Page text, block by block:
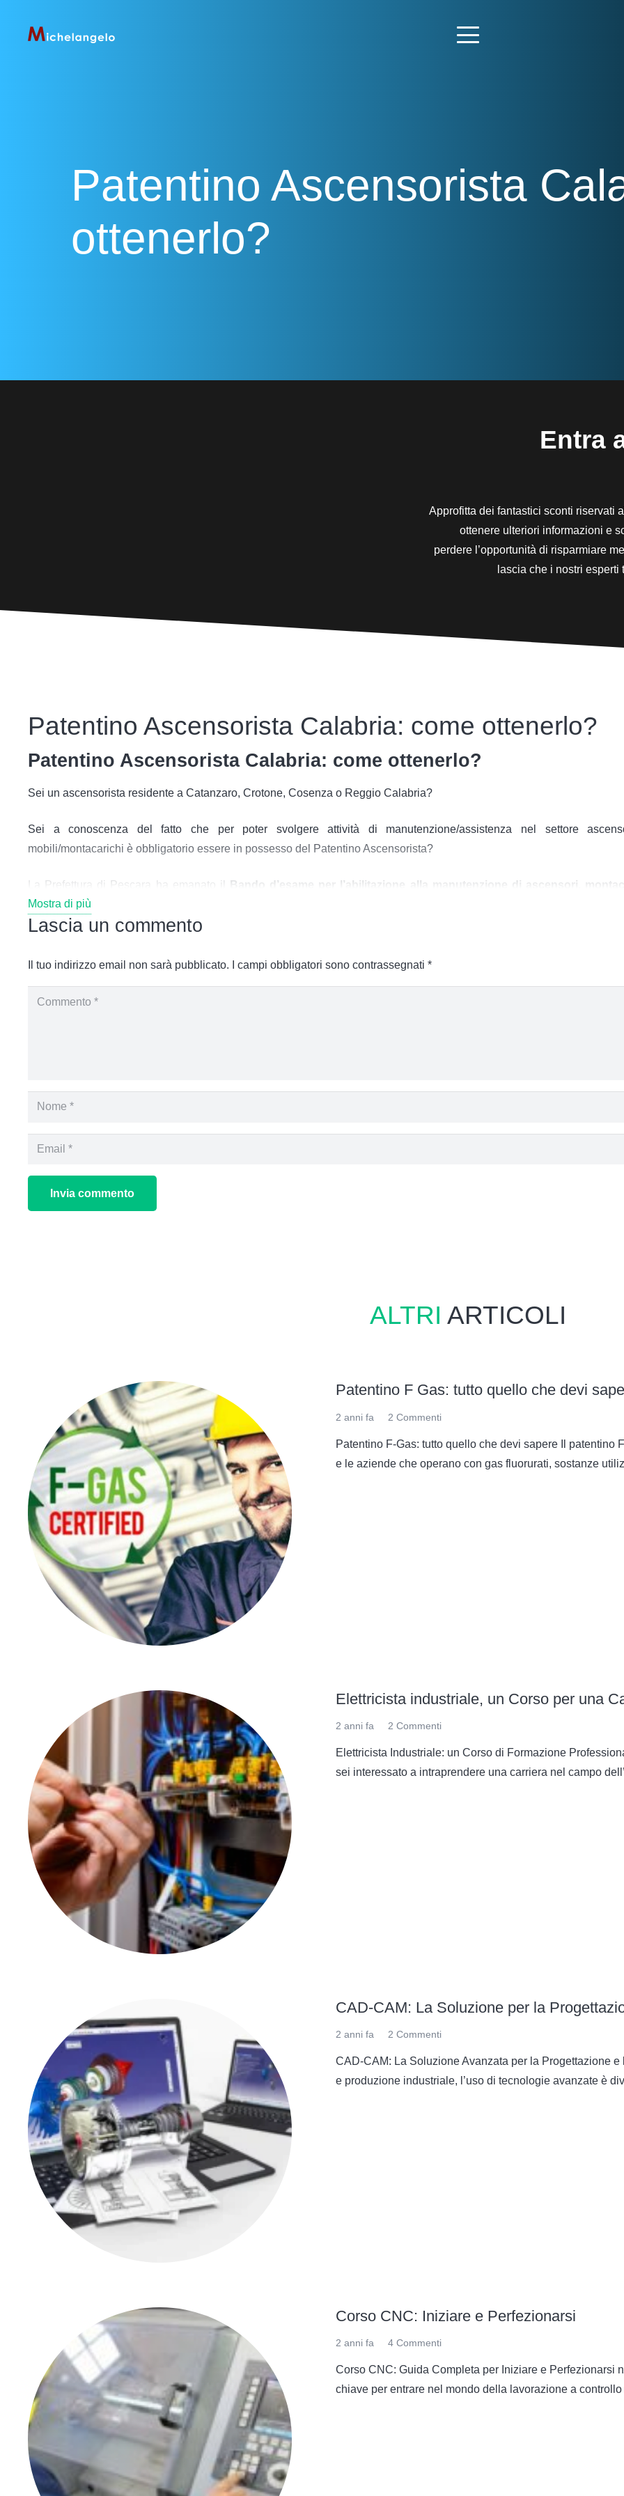
Patentino Ascensorista
ottenerlo?
Entra
Approfitta dei fantastici sconti riservati
ottenere ulteriori informazioni e
perdere l’opportunità di risparmiare
lascia che i nostri
Patentino Ascensorista Calabria: come ottenerlo?
Patentino Ascensorista Calabria: come ottenerlo?
Sei un ascensorista residente a Catanzaro, Crotone, Cosenza o Reggio Calabria?
Sei a conoscenza del fatto che per poter svolgere attività di manutenzione/assistenza nel settore
mobili/montacarichi è obbligatorio essere in possesso del Patentino Ascensorista?
La Prefettura di Pescara ha emanato il Bando d’esame per l’abilitazione alla manutenzione di ascensori,
apparecchi di sollevamento
Alla Michelangelo abbiamo organizzato due tipologie di corsi, volti al superamento dell’esame per l’ottenimento del
Corso in aula:
di Somma Vesuviana (NA).
Per dettagli sul programma del corso.
Per maggiori informazioni su “Patentino Ascensorista Calabria: come ottenerlo?”, ti invitiamo a contattarci al
link oppure allo 081 5317865 o amarketing@michelangeloservice.it
Mostra di più
Lascia un commento
Il tuo indirizzo email non sarà pubblicato. I campi obbligatori sono contrassegnati *
Invia commento
ALTRI ARTICOLI
Patentino F Gas: tutto quello che devi
2 anni fa 2 Commenti
Patentino F-Gas: tutto quello che devi sapere Il
e le aziende che operano con gas fluorurati, sostanze
Elettricista industriale, un Corso per una
2 anni fa 2 Commenti
Elettricista Industriale: un Corso di Formazione
sei interessato a intraprendere una carriera nel campo
CAD-CAM: La Soluzione per la
2 anni fa 2 Commenti
CAD-CAM: La Soluzione Avanzata per la Progettazione
e produzione industriale, l’uso di tecnologie avanzate è
Corso CNC: Iniziare e Perfezionarsi
2 anni fa 4 Commenti
Corso CNC: Guida Completa per Iniziare e Perfezionarsi
chiave per entrare nel mondo della lavorazione a